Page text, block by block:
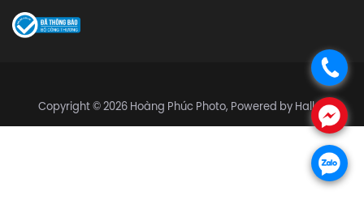
.
.
.
Copyright © 2026 Hoàng Phúc Photo, Powered by Halley